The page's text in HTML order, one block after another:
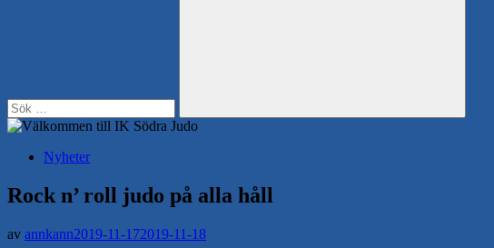
Sök
Nyheter
Rock n’ roll judo på alla håll
av annkann2019-11-172019-11-18